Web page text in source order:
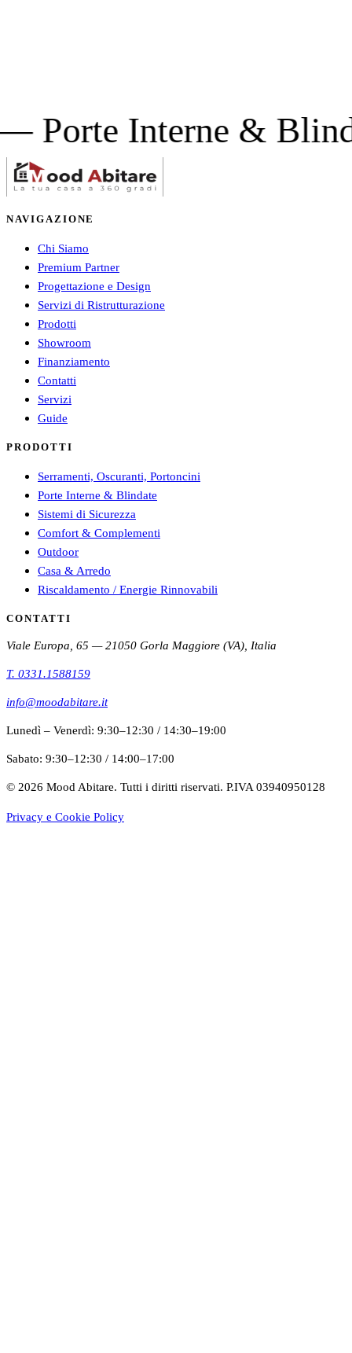
& Blindate
NAVIGAZIONE
Chi Siamo
Premium Partner
Progettazione e Design
Servizi di Ristrutturazione
Prodotti
Showroom
Finanziamento
Contatti
Servizi
Guide
PRODOTTI
Serramenti, Oscuranti, Portoncini
Porte Interne & Blindate
Sistemi di Sicurezza
Comfort & Complementi
Outdoor
Casa & Arredo
Riscaldamento / Energie Rinnovabili
CONTATTI
Viale Europa, 65 — 21050 Gorla Maggiore (VA), Italia
T. 0331.1588159
info@moodabitare.it
Lunedì – Venerdì: 9:30–12:30 / 14:30–19:00
Sabato: 9:30–12:30 / 14:00–17:00
© 2026 Mood Abitare. Tutti i diritti riservati. P.IVA 03940950128
Privacy e Cookie Policy